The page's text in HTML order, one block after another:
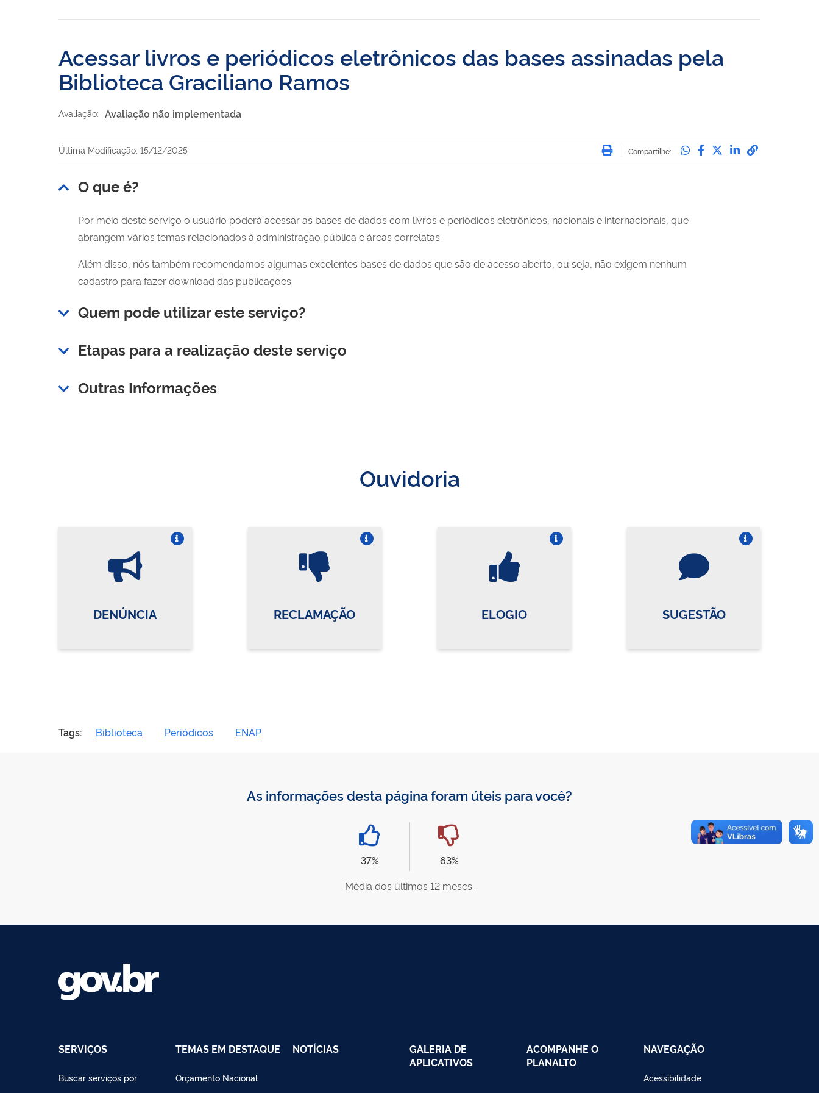
Acessar livros e periódicos eletrônicos das bases assinadas pela
Biblioteca Graciliano Ramos
Avaliação: Avaliação não implementada
Imprimir
Compartilhe: Compartilhe no
Compartilhe no
Compartilhe no
Compartilhe
Última Modificação: 15/12/2025
O que é?
Por meio deste serviço o usuário poderá acessar as bases de dados com livros e periódicos eletrônicos, nacionais e internacionais, que
abrangem vários temas relacionados à administração pública e áreas correlatas.
Além disso, nós também recomendamos algumas excelentes bases de dados que são de acesso aberto, ou seja, não exigem nenhum
cadastro para fazer download das publicações.
Quem pode utilizar este serviço?
Etapas para a realização deste serviço
Outras Informações
Ouvidoria
DENÚNCIA RECLAMAÇÃO ELOGIO SUGESTÃO
Tags: Biblioteca Periódicos ENAP
As informações desta página foram úteis para você?
37%
63%
Média dos últimos 12 meses.
SERVIÇOS
Buscar serviços por
TEMAS EM DESTAQUE
Orçamento Nacional
NOTÍCIAS
GALERIA DE
APLICATIVOS
ACOMPANHE O
PLANALTO
NAVEGAÇÃO
Acessibilidade